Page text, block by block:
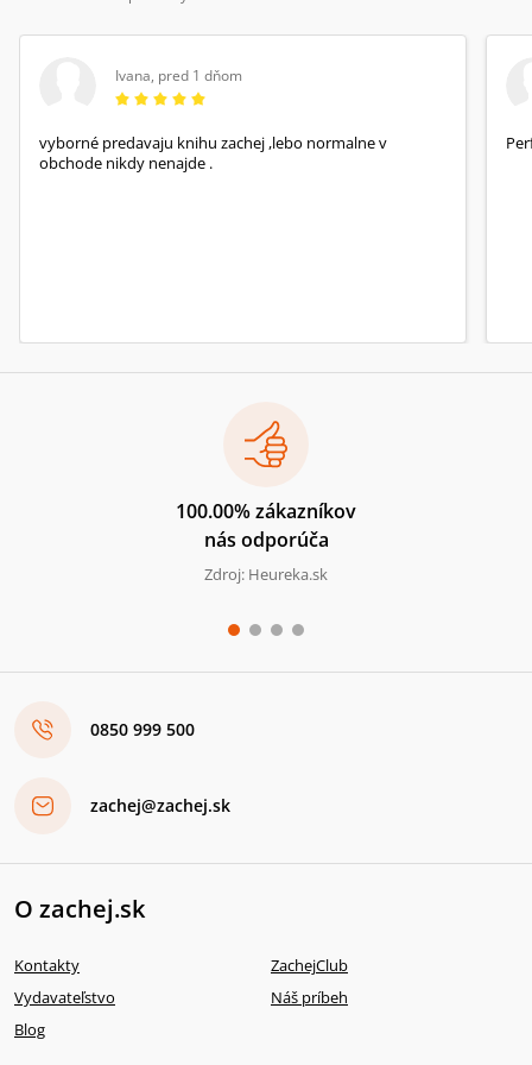
Ivana, pred 1 dňom
vyborné predavaju knihu zachej ,lebo normalne v
obchode nikdy nenajde .
100.00% zákazníkov
nás odporúča
Zdroj: Heureka.sk
0850 999 500
zachej@zachej.sk
O zachej.sk
Kontakty
ZachejClub
Vydavateľstvo
Náš príbeh
Blog